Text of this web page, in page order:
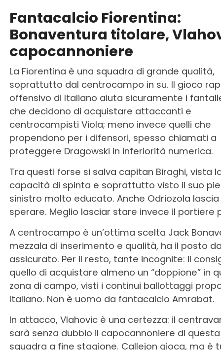
Fantacalcio Fiorentina:
Bonaventura titolare,
capocannoniere
La Fiorentina è una squadra di grande qualità,
soprattutto dal centrocampo in su. Il gioco
offensivo di Italiano aiuta sicuramente i
che decidono di acquistare attaccanti e
centrocampisti Viola; meno invece quelli che
propendono per i difensori, spesso chiamati a
proteggere Dragowski in inferiorità numerica.
Tra questi forse si salva capitan Biraghi, vista
capacità di spinta e soprattutto visto il suo
sinistro molto educato. Anche Odriozola
sperare. Meglio lasciar stare invece il portiere
A centrocampo è un’ottima scelta Jack
mezzala di inserimento e qualità, ha il posto
assicurato. Per il resto, tante incognite: il
quello di acquistare almeno un “doppione” in
zona di campo, visti i continui ballottaggi
Italiano. Non è uomo da fantacalcio Amrabat.
In attacco, Vlahovic è una certezza: il
sarà senza dubbio il capocannoniere di questa
squadra a fine stagione. Callejon gioca, ma è